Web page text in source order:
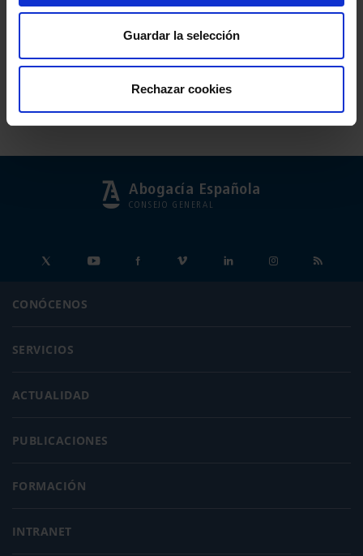
Guardar la selección
Rechazar cookies
Abogacía Española
CONSEJO GENERAL
CONÓCENOS
SERVICIOS
ACTUALIDAD
PUBLICACIONES
FORMACIÓN
INTRANET